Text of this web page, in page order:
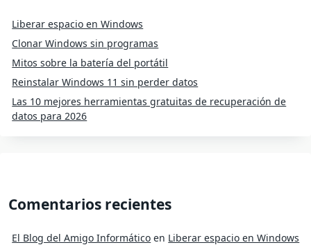
Liberar espacio en Windows
Clonar Windows sin programas
Mitos sobre la batería del portátil
Reinstalar Windows 11 sin perder datos
Las 10 mejores herramientas gratuitas de recuperación de
datos para 2026
Comentarios recientes
El Blog del Amigo Informático en Liberar espacio en Windows